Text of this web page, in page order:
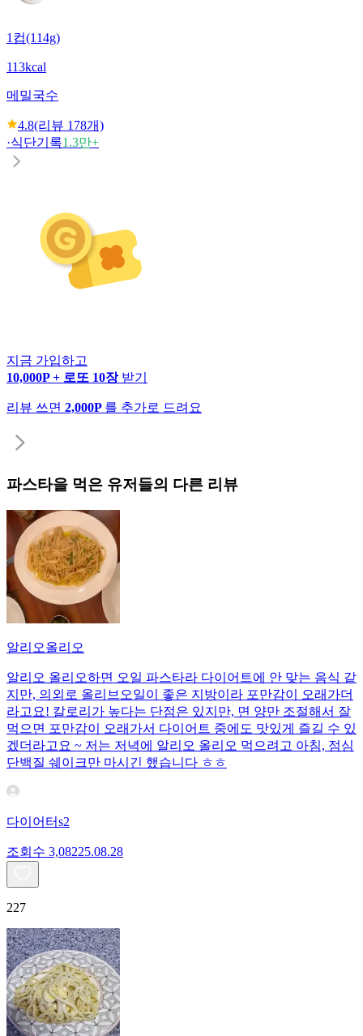
1컵(114g)
113kcal
메밀국수
4.8(리뷰 178개)
·식단기록1.3만+
지금 가입하고
10,000P + 로또 10장 받기
리뷰 쓰면 2,000P 를 추가로 드려요
파스타을 먹은 유저들의 다른 리뷰
알리오올리오
알리오 올리오하면 오일 파스타라 다이어트에 안 맞는 음식 같
지만, 의외로 올리브오일이 좋은 지방이라 포만감이 오래가더
라고요! 칼로리가 높다는 단점은 있지만, 면 양만 조절해서 잘
먹으면 포만감이 오래가서 다이어트 중에도 맛있게 즐길 수 있
겠더라고요 ~ 저는 저녁에 알리오 올리오 먹으려고 아침, 점심
단백질 쉐이크만 마시긴 했습니다 ㅎㅎ
다이어터s2
조회수 3,08225.08.28
227